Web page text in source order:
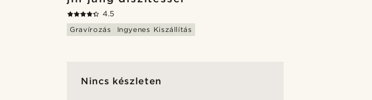
4.5
Gravírozás
Ingyenes Kiszállítás
Nincs készleten